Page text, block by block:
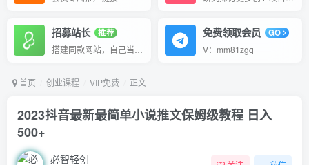
招募站长
推荐
免费领取会员
GO
V：mm81zgq
首页 创业课程 VIP免费 正文
2023抖音最新最简单小说推文保姆级教程 日入
500+
必智轻创